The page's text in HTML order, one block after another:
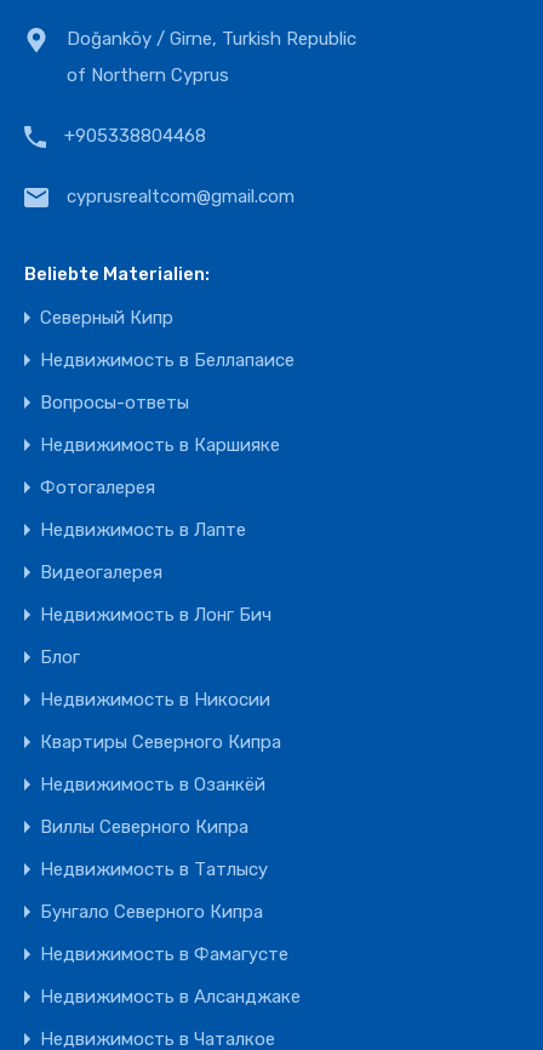
Doğanköy / Girne, Turkish Republic
of Northern Cyprus
+905338804468
cyprusrealtcom@gmail.com
Beliebte Materialien:
Северный Кипр
Недвижимость в Беллапаисе
Вопросы-ответы
Недвижимость в Каршияке
Фотогалерея
Недвижимость в Лапте
Видеогалерея
Недвижимость в Лонг Бич
Блог
Недвижимость в Никосии
Квартиры Северного Кипра
Недвижимость в Озанкёй
Виллы Северного Кипра
Недвижимость в Татлысу
Бунгало Северного Кипра
Недвижимость в Фамагусте
Недвижимость в Алсанджаке
Недвижимость в Чаталкое